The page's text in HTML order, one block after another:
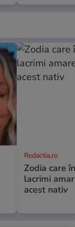
Redactia.ro
Zodia care
lacrimi
acest nativ